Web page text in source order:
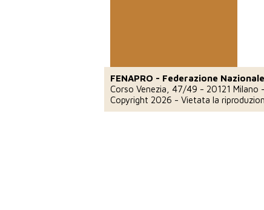
FENAPRO - Federazione
Corso Venezia, 47/49 - 20121 Milano -
Copyright 2026 - Vietata la